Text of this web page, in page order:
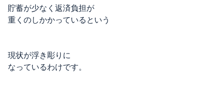
貯蓄が少なく返済負担が
重くのしかかっているという
現状が浮き彫りに
なっているわけです。